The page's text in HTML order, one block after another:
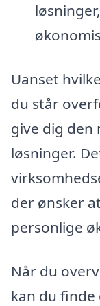
Uanset
du står
give dig
løsninger.
der ønsker
personlige
Når du
kan du